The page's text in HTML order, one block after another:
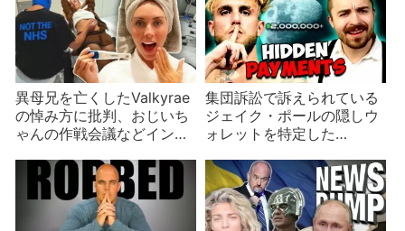
異母兄を亡くしたValkyrae
の悼み方に批判、おじいち
ゃんの作戦会議などインフ
集団訴訟で訴えられている
ジェイク・ポールの隠しウ
ォレットを特定した